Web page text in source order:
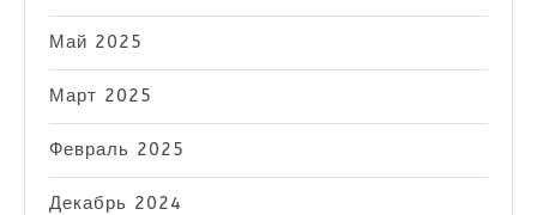
Май 2025
Март 2025
Февраль 2025
Декабрь 2024